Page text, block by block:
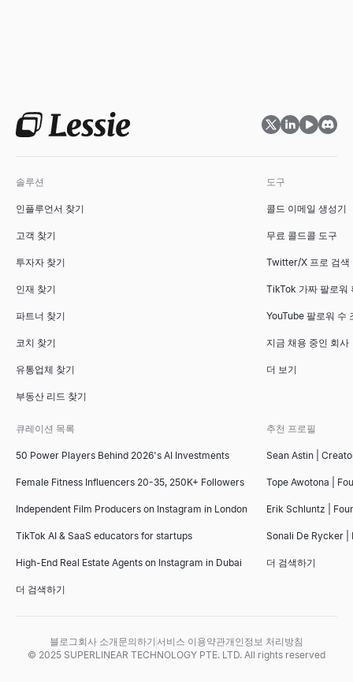
솔루션
인플루언서 찾기
고객 찾기
투자자 찾기
인재 찾기
파트너 찾기
코치 찾기
유통업체 찾기
부동산 리드 찾기
도구
콜드 이메일 생성기
무료 콜드콜 도구
Twitter/X 프로 검색
TikTok 가짜 팔로워
YouTube 팔로워 수
지금 채용 중인 회사
더 보기
큐레이션 목록
50 Power Players Behind 2026's AI Investments
Female Fitness Influencers 20-35, 250K+ Followers
Independent Film Producers on Instagram in London
TikTok AI & SaaS educators for startups
High-End Real Estate Agents on Instagram in Dubai
더 검색하기
추천 프로필
Sean Astin |
Tope Awotona |
Erik Schluntz |
Sonali De Rycker |
더 검색하기
블로그회사 소개문의하기 서비스 이용약관개인정보 처리방침
© 2025 SUPERLINEAR TECHNOLOGY PTE. LTD. All rights reserved